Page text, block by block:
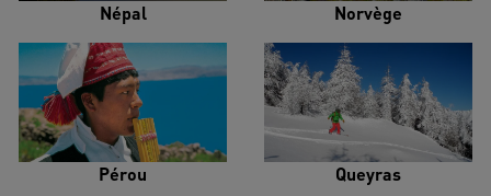
Népal Norvège
Pérou Queyras